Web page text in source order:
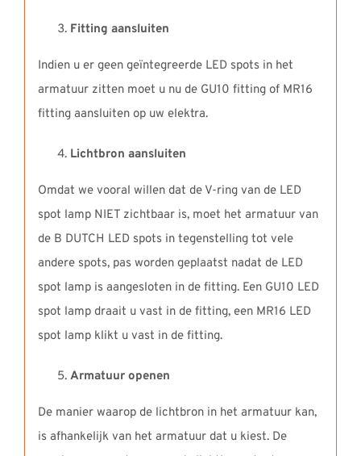
Fitting aansluiten
Indien u er geen geïntegreerde LED spots in het
armatuur zitten moet u nu de GU10 fitting of MR16
fitting aansluiten op uw elektra.
Lichtbron aansluiten
Omdat we vooral willen dat de V-ring van de LED
spot lamp NIET zichtbaar is, moet het armatuur van
de B DUTCH LED spots in tegenstelling tot vele
andere spots, pas worden geplaatst nadat de LED
spot lamp is aangesloten in de fitting. Een GU10 LED
spot lamp draait u vast in de fitting, een MR16 LED
spot lamp klikt u vast in de fitting.
Armatuur openen
De manier waarop de lichtbron in het armatuur kan,
is afhankelijk van het armatuur dat u kiest. De